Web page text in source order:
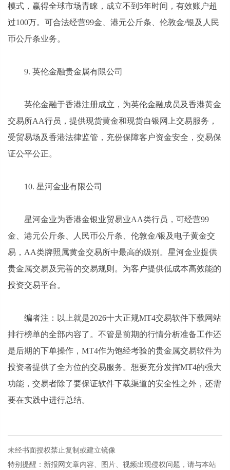
模式，赢得全球市场青睐，成立不到5年时间，有效账户超
过100万。可合法经营99金、港元公斤条、伦敦金/银及人民
币公斤条业务。
9. 英伦金融贵金属有限公司
英伦金融于香港注册成立，为英伦金融成员及香港黄金
交易所AA行员，提供现货黄金和现货白银网上交易服务，
受贸易场及香港法律监管，充份保障客户资金安全，交易保
证公平公正。
10. 星河金业有限公司
星河金业为香港金银业贸易业AA类行员，可经营99
金、港元公斤条、人民币公斤条、伦敦金/银及电子黄金交
易，AA类牌照属黄金交易所中最高的级别。星河金业提供
贵金属交易及完善的交易规则。为客户提供低成本高效能的
投资交易平台。
编者注：以上就是2026十大正规MT4交易软件下载网站
排行榜单的全部内容了。不管是前期的行情分析准备工作还
是后期的下单操作，MT4作为饱经考验的贵金属交易软件为
投资者提供了全方位的交易服务。想要充分发挥MT4的强大
功能，交易者除了要保证软件下载渠道的安全性之外，还需
要在实践中进行总结。
未经书面授权禁止复制或建立镜像
特别提醒：新报网文章内容、图片、视频出现侵权问题，请与本站